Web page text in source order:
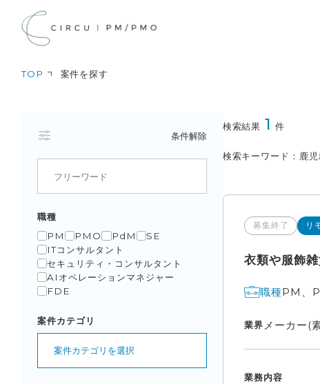
TOP 案件を探す
条件解除
職種
PM
PMO PdM
SE
ITコンサルタント
セキュリティ・コンサルタント
AIオペレーションマネジャー
FDE
案件カテゴリ
案件カテゴリを選択
検索結果 1 件
検索キーワード 鹿
募集終了 リ
衣類や服飾
職種PM、
業界 メーカー(
業務内容